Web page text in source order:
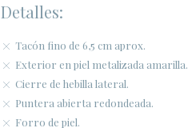
Detalles:
Tacón fino de 6,5 cm aprox.
Exterior en piel metalizada amarilla.
Cierre de hebilla lateral.
Puntera abierta redondeada.
Forro de piel.